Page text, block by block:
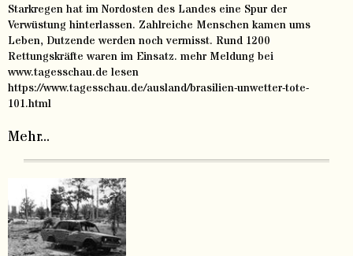
Starkregen hat im Nordosten des Landes eine Spur der
Verwüstung hinterlassen. Zahlreiche Menschen kamen ums
Leben, Dutzende werden noch vermisst. Rund 1200
Rettungskräfte waren im Einsatz. mehr Meldung bei
www.tagesschau.de lesen
https://www.tagesschau.de/ausland/brasilien-unwetter-tote-
101.html
Mehr...